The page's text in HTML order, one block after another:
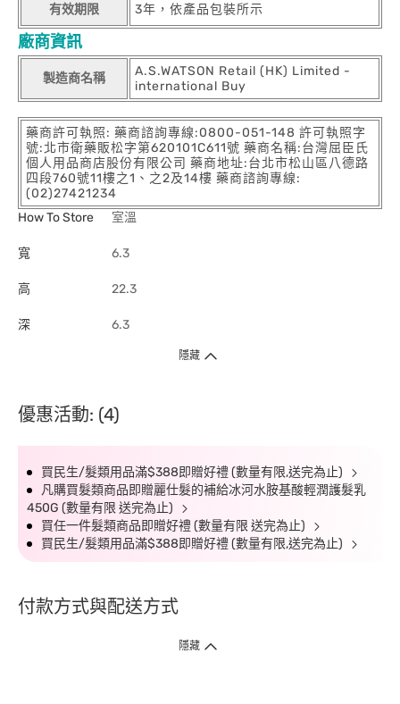
有效期限 3年，依產品包裝所示
廠商資訊
製造商名稱
A.S.WATSON Retail (HK) Limited -
international Buy
藥商許可執照: 藥商諮詢專線:0800-051-148 許可執照字
號:北市衛藥販松字第620101C611號 藥商名稱:台灣屈臣氏
個人用品商店股份有限公司 藥商地址:台北市松山區八德路
四段760號11樓之1、之2及14樓 藥商諮詢專線:
(02)27421234
How To Store
室溫
寬 6.3
高 22.3
深 6.3
隱藏
優惠活動: (4)
買民生/髮類用品滿$388即贈好禮 (數量有限,送完為止)
凡購買髮類商品即贈麗仕髮的補給冰河水胺基酸輕潤護髮乳
450G (數量有限 送完為止)
買任一件髮類商品即贈好禮 (數量有限 送完為止)
買民生/髮類用品滿$388即贈好禮 (數量有限,送完為止)
付款方式與配送方式
隱藏